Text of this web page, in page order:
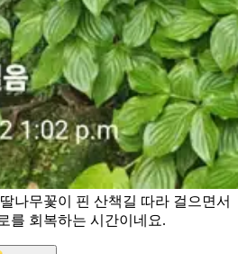
나무꽃이 핀 산책길 따라 걸으면서
를 회복하는 시간이네요.